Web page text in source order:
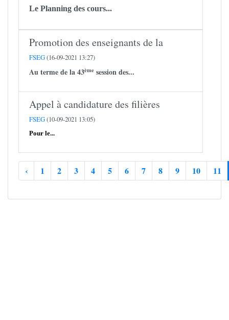
Le Planning des cours...
Promotion des enseignants de la
FSEG(16-09-2021 13:27)
Au terme de la 43ème session des...
Appel à candidature des filières
FSEG(10-09-2021 13:05)
Pour le...
‹ 1 2 3 4 5 6 7 8 9 10 11